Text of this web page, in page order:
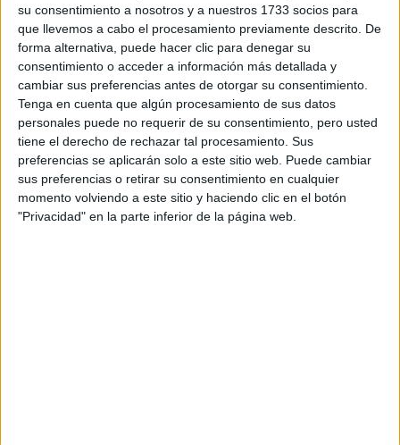
su consentimiento a nosotros y a nuestros 1733 socios para
que llevemos a cabo el procesamiento previamente descrito. De
forma alternativa, puede hacer clic para denegar su
consentimiento o acceder a información más detallada y
cambiar sus preferencias antes de otorgar su consentimiento.
Tenga en cuenta que algún procesamiento de sus datos
personales puede no requerir de su consentimiento, pero usted
tiene el derecho de rechazar tal procesamiento. Sus
preferencias se aplicarán solo a este sitio web. Puede cambiar
sus preferencias o retirar su consentimiento en cualquier
momento volviendo a este sitio y haciendo clic en el botón
"Privacidad" en la parte inferior de la página web.
Inicio
Etiquetas: La universidad - un mundo Traducción e Interpretación